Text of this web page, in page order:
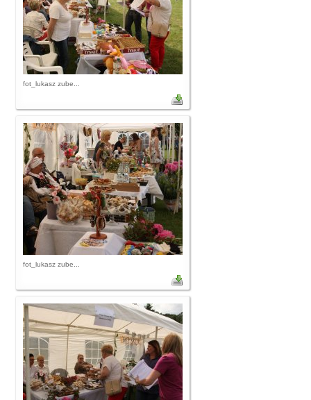
fot_lukasz zube...
fot_lukasz zube...